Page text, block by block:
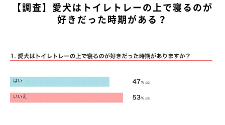
【調査】愛犬はトイレトレーの上で寝るのが
好きだった時期がある？